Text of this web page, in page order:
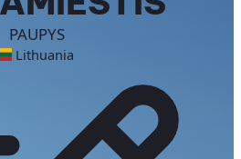
PAUPYS
Lithuania